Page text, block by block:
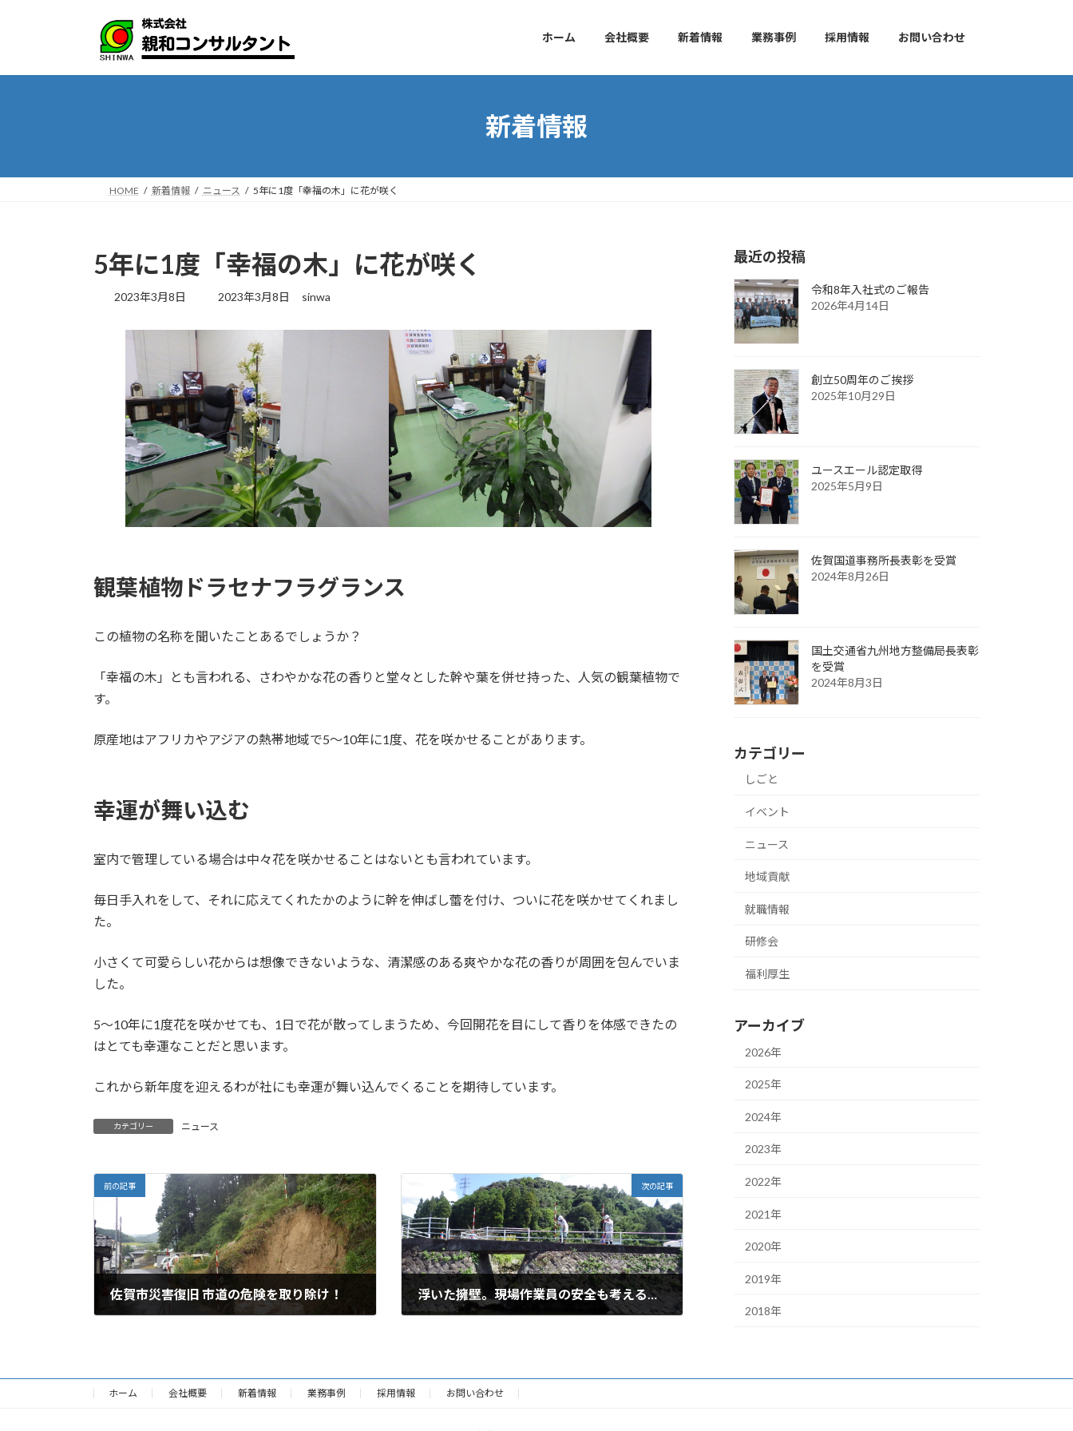
プ
動
ホーム 会社概要 新着情報 業務事例 採用情報 お問い合わせ
新着情報
HOME 新着情報 ニュース 5年に1度「幸福の木」に花が咲く
5年に1度「幸福の木」に花が咲く
2023年3月8日
最
更
:
2023年3月8日 sinwa
観葉植物ドラセナフラグランス
この植物の名称を聞いたことあるでしょうか？
「幸福の木」とも言われる、さわやかな花の香りと堂々とした幹や葉を併せ持った、人気の観葉植物で
す。
原産地はアフリカやアジアの熱帯地域で5～10年に1度、花を咲かせることがあります。
幸運が舞い込む
室内で管理している場合は中々花を咲かせることはないとも言われています。
毎日手入れをして、それに応えてくれたかのように幹を伸ばし蕾を付け、ついに花を咲かせてくれまし
た。
小さくて可愛らしい花からは想像できないような、清潔感のある爽やかな花の香りが周囲を包んでいま
した。
5～10年に1度花を咲かせても、1日で花が散ってしまうため、今回開花を目にして香りを体感できたの
はとても幸運なことだと思います。
これから新年度を迎えるわが社にも幸運が舞い込んでくることを期待しています。
カテゴリー ニュース
前の記事
佐賀市災害復旧 市道の危険を取り除け！
次の記事
浮いた擁壁。現場作業員の安全も考える設計。
最近の投稿
令和8年入社式のご報告
2026年4月14日
創立50周年のご挨拶
2025年10月29日
ユースエール認定取得
2025年5月9日
佐賀国道事務所長表彰を受賞
2024年8月26日
国土交通省九州地方整備局長表彰
を受賞
2024年8月3日
カテゴリー
しごと
イベント
ニュース
地域貢献
就職情報
研修会
福利厚生
アーカイブ
2026年
2025年
2024年
2023年
2022年
2021年
2020年
2019年
2018年
ホーム 会社概要 新着情報 業務事例 採用情報 お問い合わせ